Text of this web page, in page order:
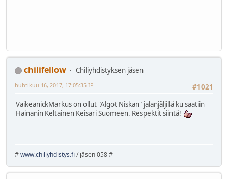
chilifellow
Chiliyhdistyksen jäsen
#1021
huhtikuu 16, 2017, 17:05:35 IP
VaikeanickMarkus on ollut "Algot Niskan" jalanjäljillä ku saatiin
Hainanin Keltainen Keisari Suomeen. Respektit siintä!
#www.chiliyhdistys.fi/ jäsen 058 #